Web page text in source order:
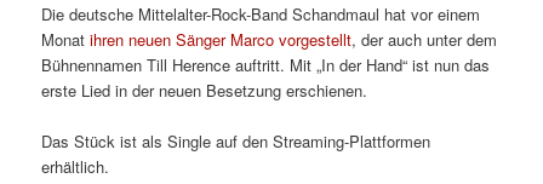
Die deutsche Mittelalter-Rock-Band Schandmaul hat vor einem
Monatihren neuen Sänger Marco vorgestellt, der auch unter dem
Bühnennamen Till Herence auftritt. Mit „In der Hand“ ist nun das
erste Lied in der neuen Besetzung erschienen.
Das Stück ist als Single auf den Streaming-Plattformen
erhältlich.